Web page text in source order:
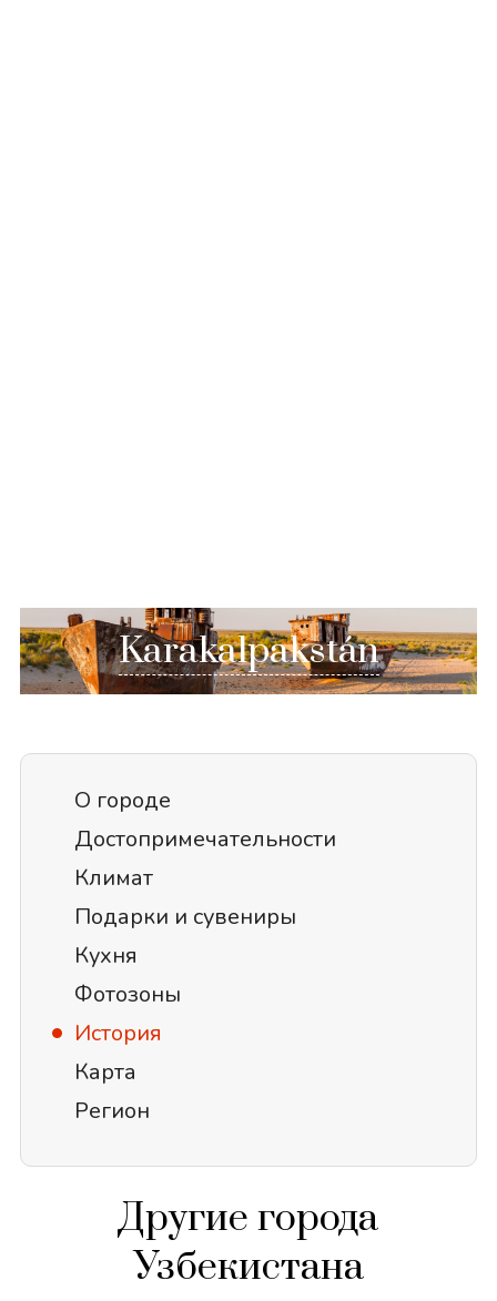
Karakalpakstán
О городе
Достопримечательности
Климат
Подарки и сувениры
Кухня
Фотозоны
История
Карта
Регион
Другие города
Узбекистана